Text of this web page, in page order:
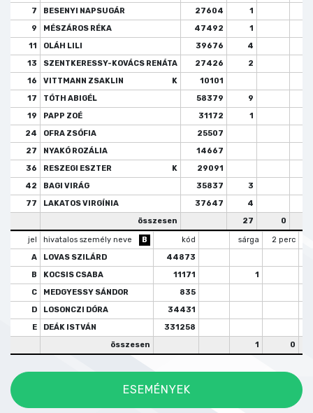
7
BESENYI NAPSUGÁR 27604
1
9
MÉSZÁROS RÉKA 47492
1
11
OLÁH LILI 39676
4
13
SZENTKERESSY-KOVÁCS RENÁTA 27426
2
16
VITTMANN ZSAKLIN K
10101
17
TÓTH ABIGÉL 58379
9
19
PAPP ZOÉ 31172
1
24
OFRA ZSÓFIA
25507
27
NYAKÓ ROZÁLIA
14667
36
RESZEGI ESZTER K
29091
42
BAGI VIRÁG 35837
3
77
LAKATOS VIRGÍNIA 37647
4
összesen
27 0
jel hivatalos személy neve B kód sárga 2 perc
A
LOVAS SZILÁRD
44873
B
KOCSIS CSABA 11171
1
C
MEDGYESSY SÁNDOR
835
D
LOSONCZI DÓRA
34431
E
DEÁK ISTVÁN
331258
összesen
1 0
ESEMÉNYEK